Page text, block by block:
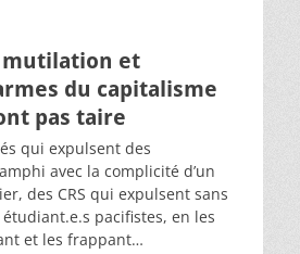
mutilation et
du capitalisme
pas taire
qui expulsent des
avec la complicité d’un
des CRS qui expulsent sans
pacifistes, en les
et les frappant…